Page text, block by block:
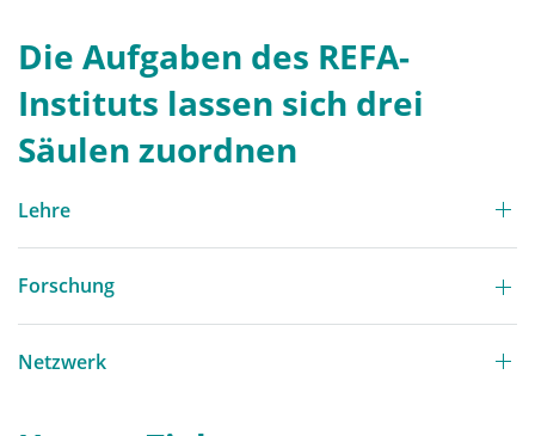
Die Aufgaben des REFA-
Instituts lassen sich drei
Säulen zuordnen
Lehre
Forschung
Netzwerk